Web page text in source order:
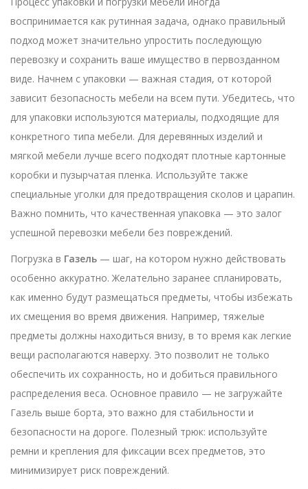
воспринимается как рутинная задача, однако правильный
подход может значительно упростить последующую
перевозку и сохранить ваше имущество в первозданном
виде. Начнем с упаковки — важная стадия, от которой
зависит безопасность мебели на всем пути. Убедитесь, что
для упаковки используются материалы, подходящие для
конкретного типа мебели. Для деревянных изделий и
мягкой мебели лучше всего подходят плотные картонные
коробки и пузырчатая пленка. Используйте также
специальные уголки для предотвращения сколов и царапин.
Важно помнить, что качественная упаковка — это залог
успешной перевозки мебели без повреждений.
Погрузка в Газель — шаг, на котором нужно действовать
особенно аккуратно. Желательно заранее спланировать,
как именно будут размещаться предметы, чтобы избежать
их смещения во время движения. Например, тяжелые
предметы должны находиться внизу, в то время как легкие
вещи располагаются наверху. Это позволит не только
обеспечить их сохранность, но и добиться правильного
распределения веса. Основное правило — не загружайте
Газель выше борта, это важно для стабильности и
безопасности на дороге. Полезный трюк: используйте
ремни и крепления для фиксации всех предметов, это
минимизирует риск повреждений.